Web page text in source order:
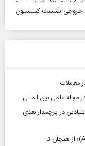
خروجی نشست کمیسیون
مجله علمی بین المللی
بنیادین در پرچمدار بعدی
رشد خیره‌کننده بازار توکن‌های هوش مصنوعی (AI)؛ از هیجان تا